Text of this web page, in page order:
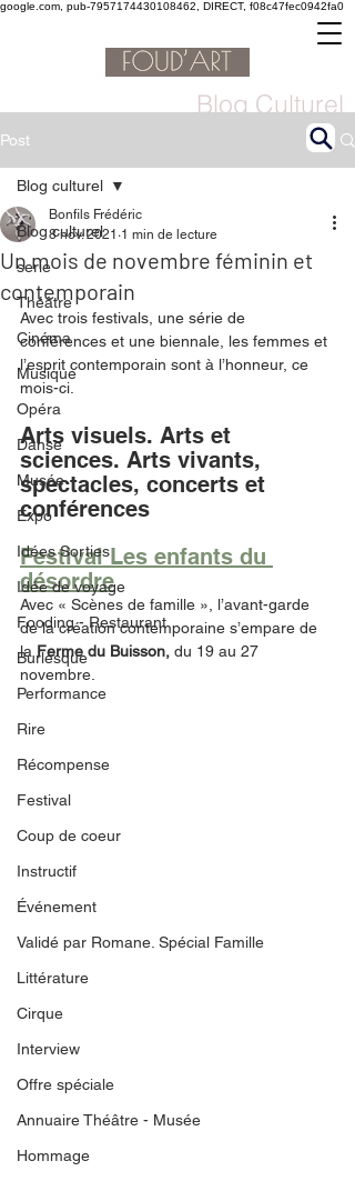
google.com, pub-7957174430108462, DIRECT, f08c47fec0942fa0
Blog Culturel
Post
Blog culturel
serie
Théâtre
Cinéma
Musique
Opéra
Danse
Musée
Expo
Idées Sorties
Idée de voyage
Fooding - Restaurant
Burlesque
Performance
Rire
Récompense
Festival
Coup de coeur
Instructif
Événement
Validé par Romane. Spécial Famille
Littérature
Cirque
Interview
Offre spéciale
Annuaire Théâtre - Musée
Hommage
Blog culturel
Un mois de novembre féminin et
contemporain
Bonfils Frédéric
8 nov. 2021 1 min de lecture
Avec trois festivals, une série de
conférences et une biennale, les femmes et
l’esprit contemporain sont à l’honneur, ce
mois-ci.
Arts visuels. Arts et
sciences. Arts vivants,
spectacles, concerts et
conférences
Festival Les enfants du
désordre
Avec « Scènes de famille », l’avant-garde
de la création contemporaine s’empare de
la Ferme du Buisson, du 19 au 27
novembre.